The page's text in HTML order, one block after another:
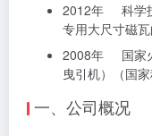
2012年 科学
专用大尺寸磁
2008年 国家
曳引机）（国家
一、公司概况